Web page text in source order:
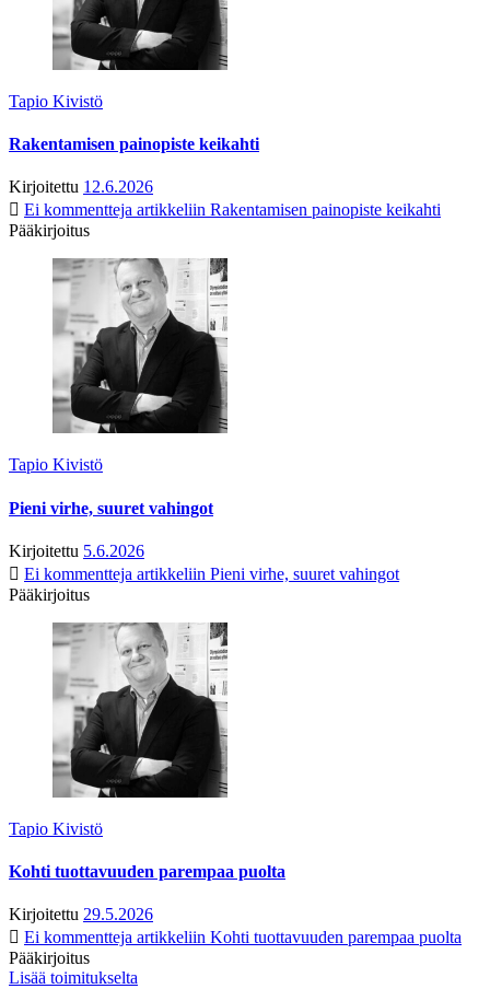
Tapio Kivistö
Rakentamisen painopiste keikahti
Kirjoitettu 12.6.2026
Ei kommentteja artikkeliin Rakentamisen painopiste keikahti
Pääkirjoitus
Tapio Kivistö
Pieni virhe, suuret vahingot
Kirjoitettu 5.6.2026
Ei kommentteja artikkeliin Pieni virhe, suuret vahingot
Pääkirjoitus
Tapio Kivistö
Kohti tuottavuuden parempaa puolta
Kirjoitettu 29.5.2026
Ei kommentteja artikkeliin Kohti tuottavuuden parempaa puolta
Pääkirjoitus
Lisää toimitukselta